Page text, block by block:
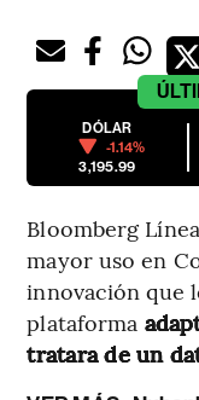
DÓLAR
-1.14%
3,195.99
Bloomberg
mayor uso en
innovación que
plataforma
tratara de un